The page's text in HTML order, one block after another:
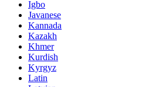
Igbo
Javanese
Kannada
Kazakh
Khmer
Kurdish
Kyrgyz
Latin